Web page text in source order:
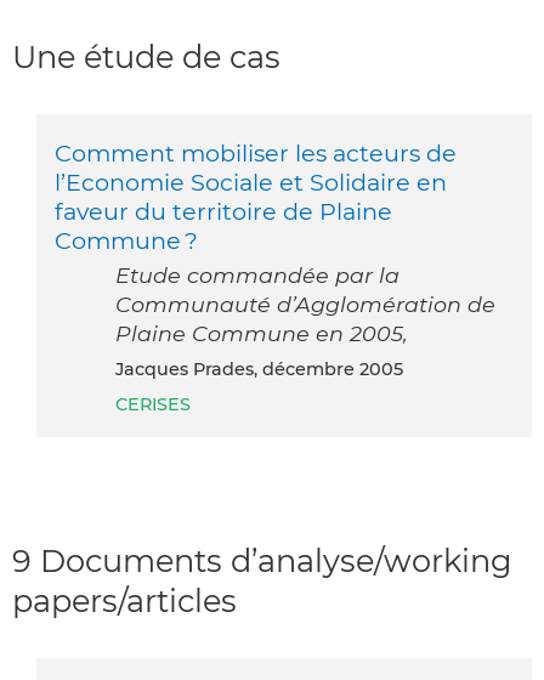
Une étude de cas
Comment mobiliser les acteurs de
l’Economie Sociale et Solidaire en
faveur du territoire de Plaine
Commune ?
Etude commandée par la
Communauté d’Agglomération de
Plaine Commune en 2005,
Jacques Prades, décembre 2005
CERISES
9 Documents d’analyse/working
papers/articles